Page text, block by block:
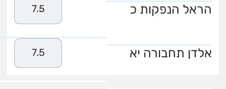
הראל הנפקות כ 7.5
אלדן תחבורה יא 7.5